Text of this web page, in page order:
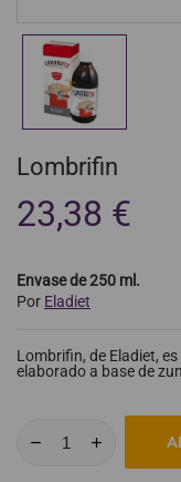
Lombrifin
23,38 €
Envase de 250 ml.
Por Eladiet
Lombrifin, de Eladiet,
elaborado a base de